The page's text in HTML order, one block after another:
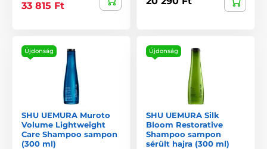
33 815 Ft
Újdonság
SHU UEMURA Muroto
Volume Lightweight
Care Shampoo sampon
(300 ml)
Újdonság
SHU UEMURA Silk
Bloom Restorative
Shampoo sampon
sérült hajra (300 ml)